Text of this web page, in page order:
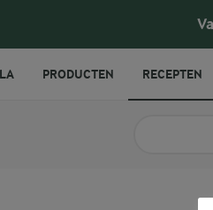
PRODUCTEN RECEPTEN